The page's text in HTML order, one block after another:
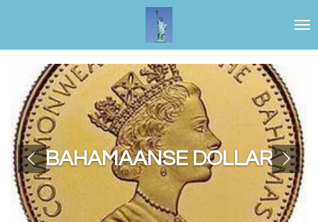
hoofdinhoud
BAHAMAANSE DOLLAR